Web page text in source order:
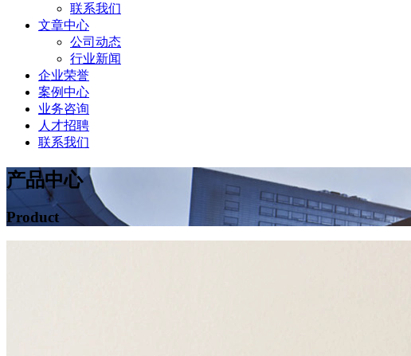
联系我们
文章中心
公司动态
行业新闻
企业荣誉
案例中心
业务咨询
人才招聘
联系我们
产品中心
Product